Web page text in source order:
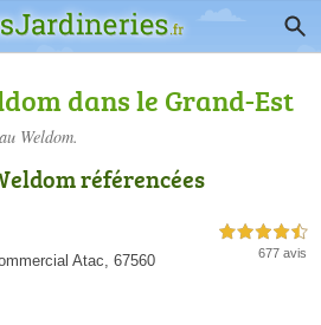
dans le Grand-Est
Weldom.
référencées
Atac, 67560
4,5 étoiles sur 5
677 avis